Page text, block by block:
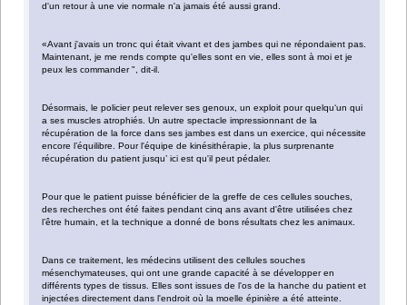
d'un retour à une vie normale n'a jamais été aussi grand.
«Avant j'avais un tronc qui était vivant et des jambes qui ne répondaient pas.
Maintenant, je me rends compte qu'elles sont en vie, elles sont à moi et je
peux les commander ", dit-il.
Désormais, le policier peut relever ses genoux, un exploit pour quelqu‘un qui
a ses muscles atrophiés. Un autre spectacle impressionnant de la
récupération de la force dans ses jambes est dans un exercice, qui nécessite
encore l’équilibre. Pour l'équipe de kinésithérapie, la plus surprenante
récupération du patient jusqu’ ici est qu'il peut pédaler.
Pour que le patient puisse bénéficier de la greffe de ces cellules souches,
des recherches ont été faites pendant cinq ans avant d'être utilisées chez
l’être humain, et la technique a donné de bons résultats chez les animaux.
Dans ce traitement, les médecins utilisent des cellules souches
mésenchymateuses, qui ont une grande capacité à se développer en
différents types de tissus. Elles sont issues de l'os de la hanche du patient et
injectées directement dans l'endroit où la moelle épinière a été atteinte.